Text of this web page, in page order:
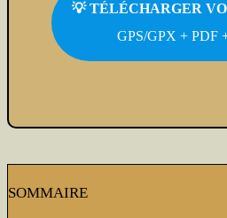
💡 TÉLÉCHARGER
GPS/GPX + PDF
SOMMAIRE